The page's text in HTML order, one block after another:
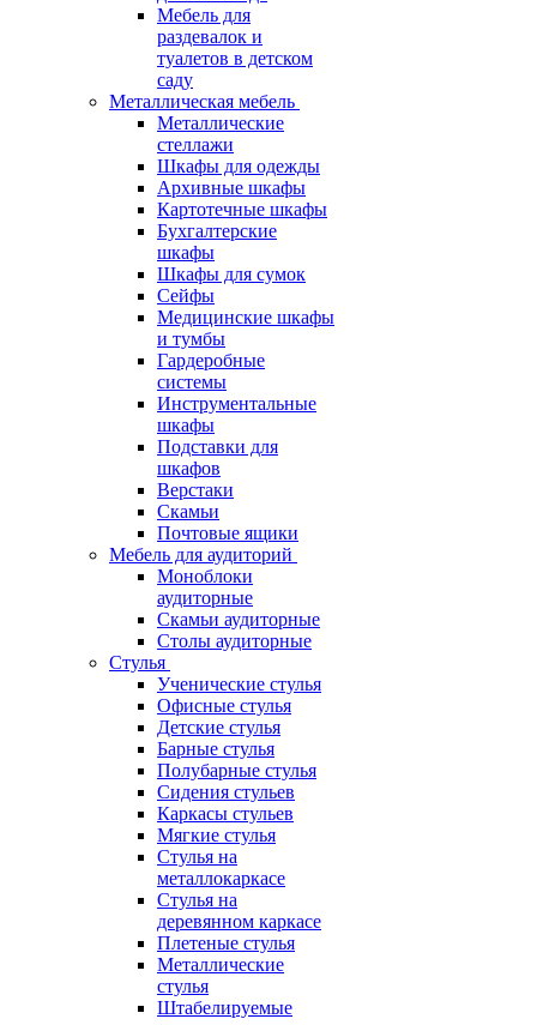
Мебель для
раздевалок и
туалетов в детском
саду
Металлическая мебель
Металлические
стеллажи
Шкафы для одежды
Архивные шкафы
Картотечные шкафы
Бухгалтерские
шкафы
Шкафы для сумок
Сейфы
Медицинские шкафы
и тумбы
Гардеробные
системы
Инструментальные
шкафы
Подставки для
шкафов
Верстаки
Скамьи
Почтовые ящики
Мебель для аудиторий
Моноблоки
аудиторные
Скамьи аудиторные
Столы аудиторные
Стулья
Ученические стулья
Офисные стулья
Детские стулья
Барные стулья
Полубарные стулья
Сидения стульев
Каркасы стульев
Мягкие стулья
Стулья на
металлокаркасе
Стулья на
деревянном каркасе
Плетеные стулья
Металлические
стулья
Штабелируемые